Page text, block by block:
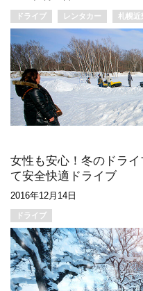
ドライブ レンタカー 札幌近
女性も安心！冬のドラ
て安全快適ドライブ
2016年12月14日
ドライブ